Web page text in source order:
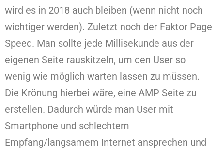
wird es in 2018 auch bleiben (wenn nicht noch
wichtiger werden). Zuletzt noch der Faktor Page
Speed. Man sollte jede Millisekunde aus der
eigenen Seite rauskitzeln, um den User so
wenig wie möglich warten lassen zu müssen.
Die Krönung hierbei wäre, eine AMP Seite zu
erstellen. Dadurch würde man User mit
Smartphone und schlechtem
Empfang/langsamem Internet ansprechen und